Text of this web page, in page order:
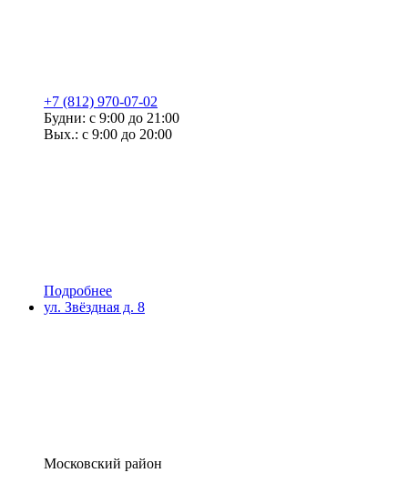
+7 (812) 970-07-02
Будни: с 9:00 до 21:00
Вых.: с 9:00 до 20:00
Подробнее
ул. Звёздная д. 8
Московский район